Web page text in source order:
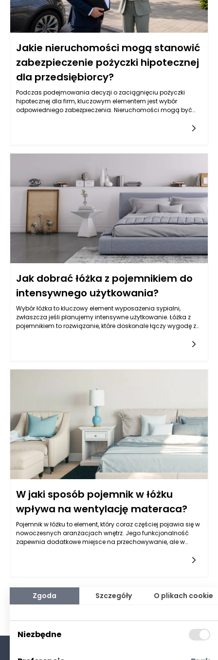
Jakie nieruchomości mogą stanowić
zabezpieczenie pożyczki hipotecznej
dla przedsiębiorcy?
Podczas podejmowania decyzji o zaciągnięciu pożyczki
hipotecznej dla firm, kluczowym elementem jest wybór
odpowiedniego zabezpieczenia. Nieruchomości mogą być
wykorzystywania w kontekście uzyskiwania pożyczek.
przyszłościowe możliwości zysku oraz rodzaj biznesu, który
przedsiębiorca prowadzi.
Jak dobrać łóżka z pojemnikiem do
intensywnego użytkowania?
Wybór łóżka to kluczowy element wyposażenia sypialni,
zwłaszcza jeśli planujemy intensywne użytkowanie. Łóżka z
pojemnikiem to rozwiązanie, które doskonale łączy wygodę z
wpłyną na komfort i trwałość użytkowania.
W jaki sposób pojemnik w łóżku
wpływa na wentylację materaca?
Pojemnik w łóżku to element, który coraz częściej pojawia się w
nowoczesnych aranżacjach wnętrz. Jego funkcjonalność
zapewnia dodatkowe miejsce na przechowywanie, ale w
trwałości i zdrowotnych właściwości. W momencie, gdy
materac jest otoczony pojemnikiem, jego zdolność do
cyrkulacji powietrza może zostać zaburzona, co w
użytkowników.
Zgoda Szczegóły O plikach cookie
Niezbędne